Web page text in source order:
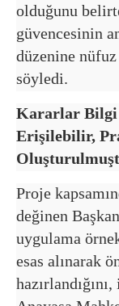
olduğunu
güvencesinin
düzenine
söyledi.
Kararlar Bilgi
Erişilebilir,
Proje
değinen
uygulama
esas alınarak